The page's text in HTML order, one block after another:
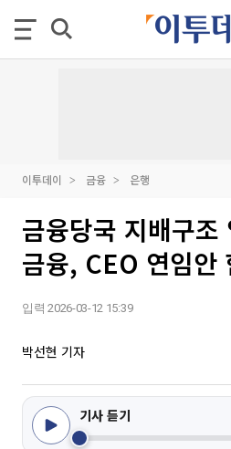
이투데이 금융 은행
금융당국 지배구
금융, CEO 연임안
입력 2026-03-12 15:39
박선현 기자
기사 듣기